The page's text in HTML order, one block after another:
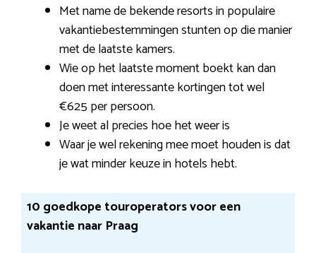
Met name de bekende resorts in populaire
vakantiebestemmingen stunten op die manier
met de laatste kamers.
Wie op het laatste moment boekt kan dan
doen met interessante kortingen tot wel
€625 per persoon.
Je weet al precies hoe het weer is
Waar je wel rekening mee moet houden is dat
je wat minder keuze in hotels hebt.
10 goedkope touroperators voor een
vakantie naar Praag